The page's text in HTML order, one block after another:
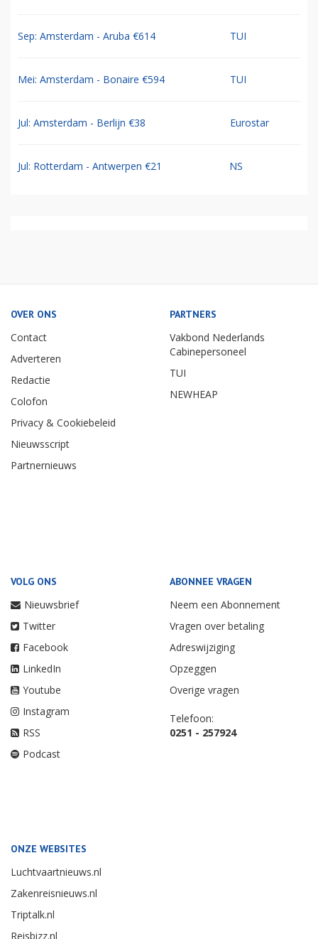
Sep: Amsterdam - Aruba €614 TUI
Mei: Amsterdam - Bonaire €594 TUI
Jul: Amsterdam - Berlijn €38 Eurostar
Jul: Rotterdam - Antwerpen €21 NS
OVER ONS
Contact
Adverteren
Redactie
Colofon
Privacy & Cookiebeleid
Nieuwsscript
Partnernieuws
PARTNERS
Vakbond Nederlands
Cabinepersoneel
TUI
NEWHEAP
VOLG ONS
Nieuwsbrief
Twitter
Facebook
LinkedIn
Youtube
Instagram
RSS
Podcast
ABONNEE VRAGEN
Neem een Abonnement
Vragen over betaling
Adreswijziging
Opzeggen
Overige vragen
Telefoon:
0251 - 257924
ONZE WEBSITES
Luchtvaartnieuws.nl
Zakenreisnieuws.nl
Triptalk.nl
Reisbizz.nl